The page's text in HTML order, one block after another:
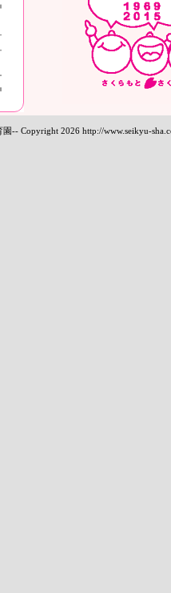
園-- Copyright 2026 http://www.seikyu-